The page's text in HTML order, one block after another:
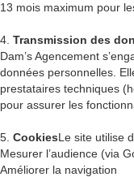
13 mois maximum pour
4. Transmission des
Dam’s Agencement
données personnelles.
prestataires techniques
pour assurer les
5. CookiesLe site utilise
Mesurer l’audience (via
Améliorer la navigation